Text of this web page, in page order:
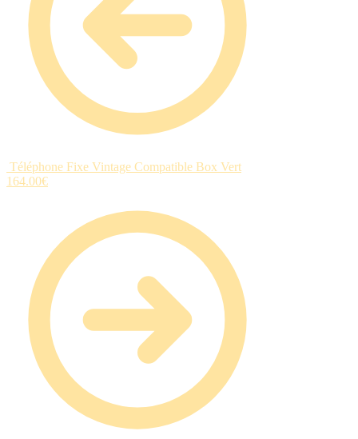
Téléphone Fixe Vintage Compatible Box Vert
164.00€